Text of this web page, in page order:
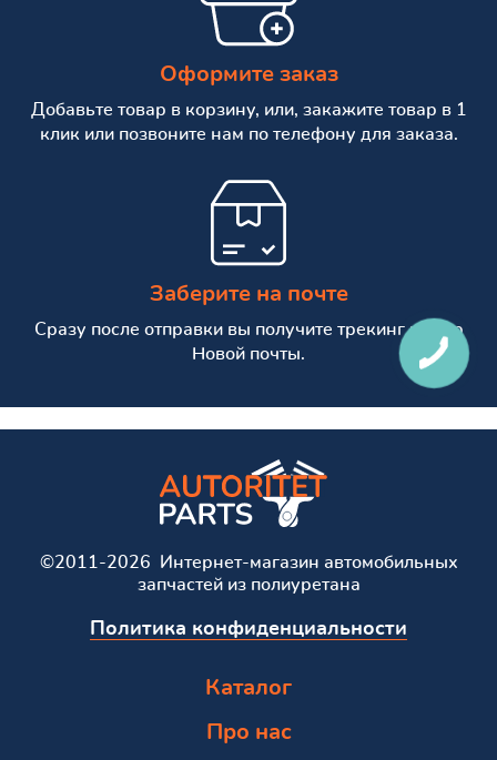
Оформите заказ
Добавьте товар в корзину, или, закажите товар в 1
клик или позвоните нам по телефону для заказа.
Заберите на почте
Сразу после отправки вы получите трекинг номер
Новой почты.
©2011-2026 Интернет-магазин автомобильных
запчастей из полиуретана
Политика конфиденциальности
Каталог
Про нас